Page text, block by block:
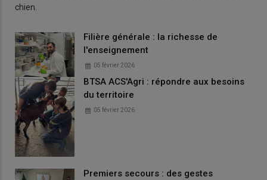
chien.
Filière générale : la richesse de
l'enseignement
05 février 2026
BTSA ACS'Agri : répondre aux besoins
du territoire
05 février 2026
Premiers secours : des gestes